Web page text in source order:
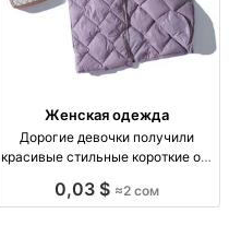
Женская одежда
Дорогие девочки получили
красивые стильные короткие опт
0,03 $ ≈2 сом